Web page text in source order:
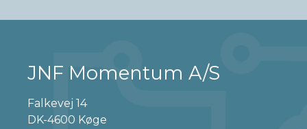
JNF Momentum A/S
Falkevej 14
DK-4600 Køge